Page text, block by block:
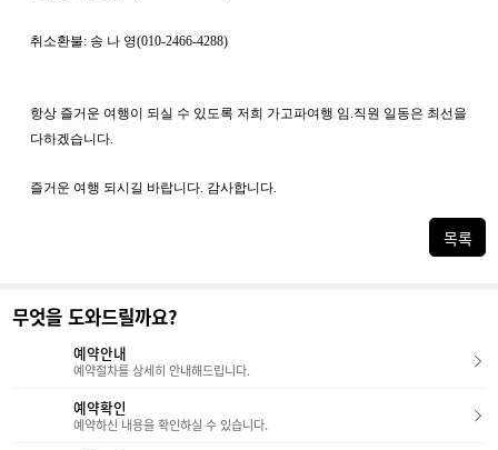
취소환불: 송 나 영(010-2466-4288)
항상 즐거운 여행이 되실 수 있도록 저희 가고파여행 임.직원 일동은 최선을
다하겠습니다.
즐거운 여행 되시길 바랍니다. 감사합니다.
목록
무엇을 도와드릴까요?
예약안내
예약절차를 상세히 안내해드립니다.
예약확인
예약하신 내용을 확인하실 수 있습니다.